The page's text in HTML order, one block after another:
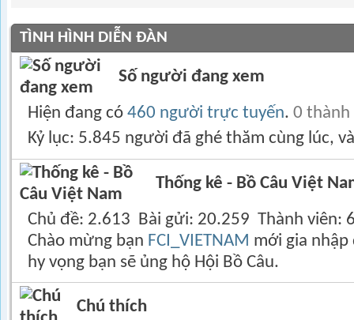
TÌNH HÌNH DIỄN ĐÀN
Số người đang xem
Hiện đang có 460 người trực tuyến. 0 thành
Kỷ lục: 5.845 người đã ghé thăm cùng lúc,
Thống kê - Bồ Câu Việt
Chủ đề 2.613 Bài gửi 20.259 Thành viên
Chào mừng bạn FCI_VIETNAM mới gia nhập
hy vọng bạn sẽ ủng hộ Hội Bồ Câu.
Chú thích